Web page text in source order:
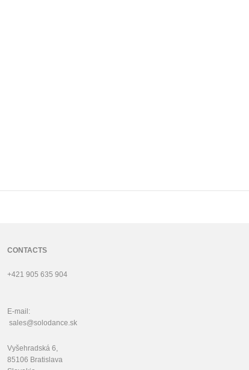
CONTACTS
+421 905 635 904
E-mail:
sales@solodance.sk
Vyšehradská 6,
85106 Bratislava